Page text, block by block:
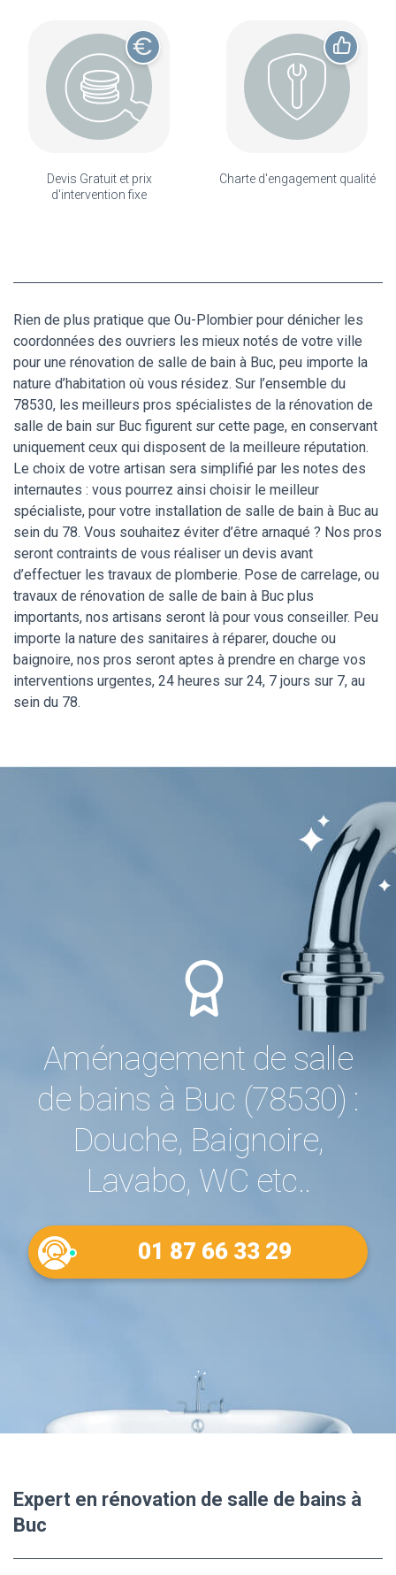
Devis Gratuit et prix
d'intervention fixe
Charte d'engagement qualité
Rien de plus pratique que Ou-Plombier pour dénicher les
coordonnées des ouvriers les mieux notés de votre ville
pour une rénovation de salle de bain à Buc, peu importe la
nature d’habitation où vous résidez. Sur l’ensemble du
78530, les meilleurs pros spécialistes de la rénovation de
salle de bain sur Buc figurent sur cette page, en conservant
uniquement ceux qui disposent de la meilleure réputation.
Le choix de votre artisan sera simplifié par les notes des
internautes : vous pourrez ainsi choisir le meilleur
spécialiste, pour votre installation de salle de bain à Buc au
sein du 78. Vous souhaitez éviter d’être arnaqué ? Nos pros
seront contraints de vous réaliser un devis avant
d’effectuer les travaux de plomberie. Pose de carrelage, ou
travaux de rénovation de salle de bain à Buc plus
importants, nos artisans seront là pour vous conseiller. Peu
importe la nature des sanitaires à réparer, douche ou
baignoire, nos pros seront aptes à prendre en charge vos
interventions urgentes, 24 heures sur 24, 7 jours sur 7, au
sein du 78.
Aménagement de salle
de bains à Buc (78530) :
Douche, Baignoire,
Lavabo, WC etc..
01 87 66 33 29
Expert en rénovation de salle de bains à
Buc